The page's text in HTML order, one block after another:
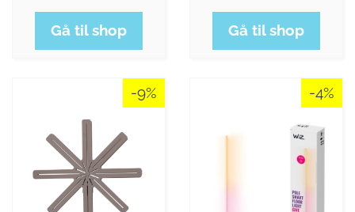
Gå til shop Gå til shop
-9% -4%